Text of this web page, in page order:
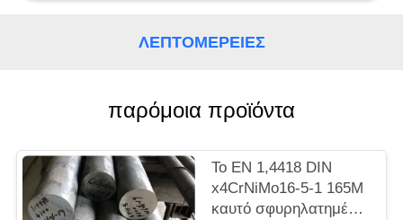
PRIVACY
POLICY
ΛΕΠΤΟΜΈΡΕΙΕΣ
παρόμοια προϊόντα
Το EN 1,4418 DIN
x4CrNiMo16-5-1 165M
καυτό σφυρηλατημένο